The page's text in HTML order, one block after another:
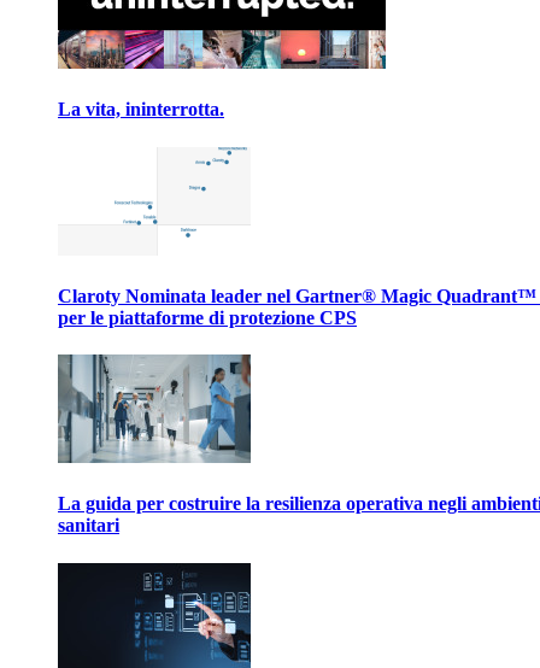
La vita, ininterrotta.
Claroty Nominata leader nel Gartner® Magic Quadrant™
per le piattaforme di protezione CPS
La guida per costruire la resilienza operativa negli
sanitari